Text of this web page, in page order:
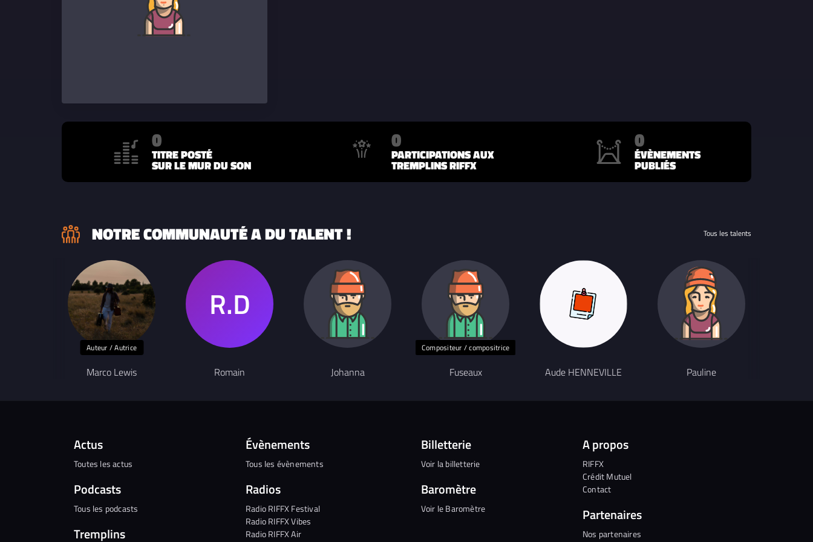
0
TITRE POSTÉ
SUR LE MUR DU SON
0
PARTICIPATIONS AUX
TREMPLINS RIFFX
0
ÉVÈNEMENTS
PUBLIÉS
NOTRE COMMUNAUTÉ A DU TALENT ! Tous les talents
Auteur / Autrice
Marco Lewis Romain Johanna
Compositeur / compositrice
Fuseaux Aude HENNEVILLE Pauline
Actus
Toutes les actus
Podcasts
Tous les podcasts
Tremplins
Évènements
Tous les évènements
Radios
Radio RIFFX Festival
Radio RIFFX Vibes
Radio RIFFX Air
Billetterie
Voir la billetterie
Baromètre
Voir le Baromètre
A propos
RIFFX
Crédit Mutuel
Contact
Partenaires
Nos partenaires